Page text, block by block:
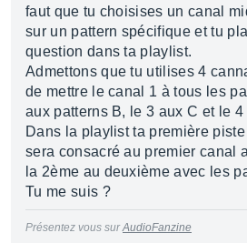
faut que tu choisises un canal
sur un pattern spécifique et tu
question dans ta playlist.
Admettons que tu utilises 4
de mettre le canal 1 à tous les
aux patterns B, le 3 aux C et le 4
Dans la playlist ta première
sera consacré au premier canal
la 2ème au deuxième avec les
Tu me suis ?
Présentez vous surAudioFanzine